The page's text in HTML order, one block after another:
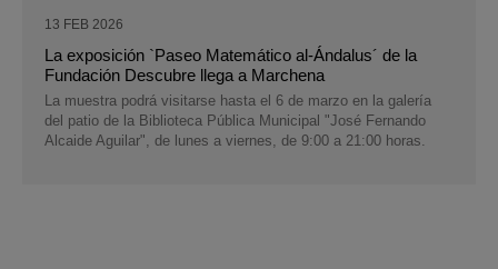
13 FEB 2026
La exposición `Paseo Matemático al-Ándalus´ de la
Fundación Descubre llega a Marchena
La muestra podrá visitarse hasta el 6 de marzo en la galería
del patio de la Biblioteca Pública Municipal "José Fernando
Alcaide Aguilar", de lunes a viernes, de 9:00 a 21:00 horas.